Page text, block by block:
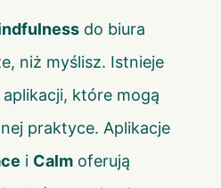
do biura
niż myślisz. Istnieje
które mogą
praktyce. Aplikacje
i Calm oferują